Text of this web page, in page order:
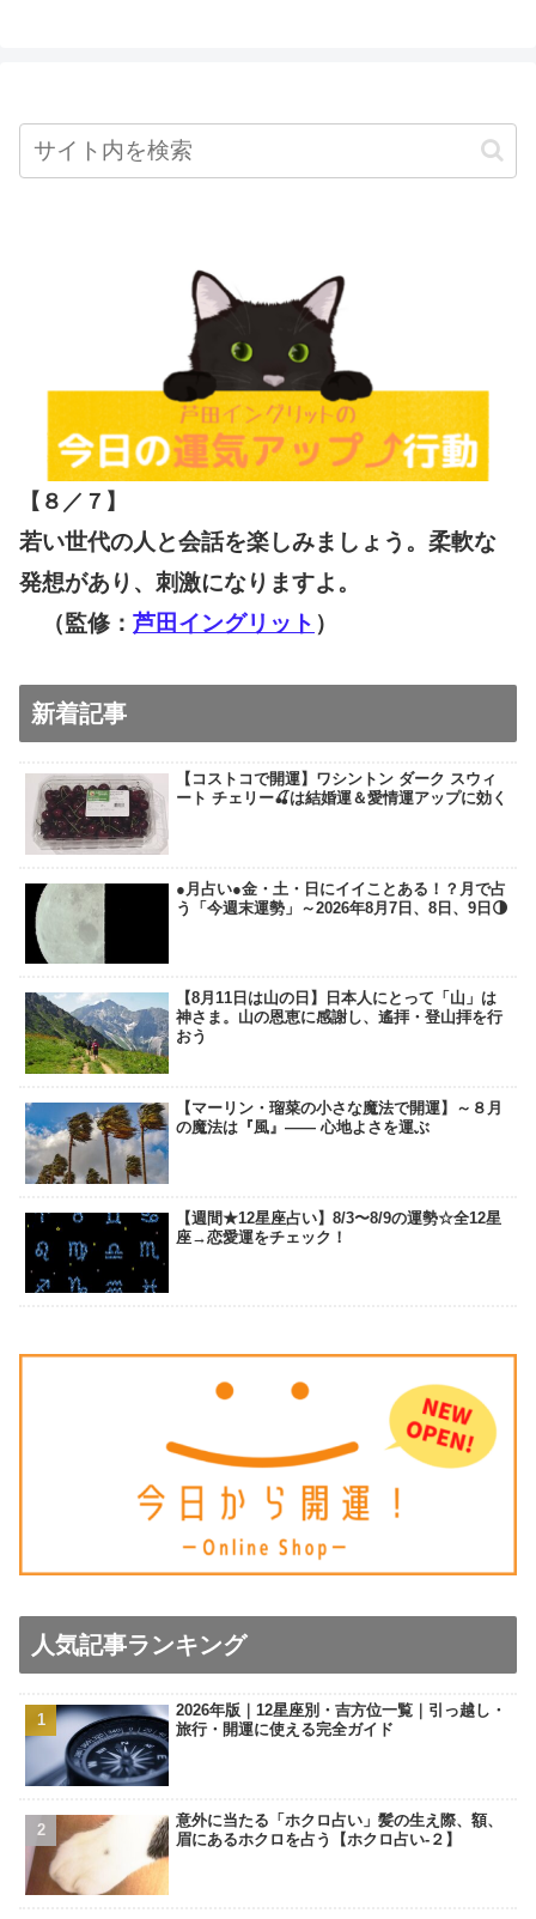
【８／７ 】
若い世代の人と会話を楽しみましょう。柔軟な
発想があり、刺激になりますよ。
（監修： 芦田イングリット ）
新着記事
【コストコで開運】ワシントン ダーク スウィ
ート チェリー🍒は結婚運＆愛情運アップに効く
●月占い●金・土・日にイイことある！？月で占
う「今週末運勢」～2026年8月7日、8日、9日🌗
【8月11日は山の日】日本人にとって「山」は
神さま。山の恩恵に感謝し、遙拝・登山拝を行
おう
【マーリン・瑠菜の小さな魔法で開運】～８月
の魔法は『風』―― 心地よさを運ぶ
【週間★12星座占い】8/3〜8/9の運勢☆全12星
座→恋愛運をチェック！
人気記事ランキング
2026年版｜12星座別・吉方位一覧｜引っ越し・
旅行・開運に使える完全ガイド
意外に当たる「ホクロ占い」髪の生え際、額、
眉にあるホクロを占う【ホクロ占い‐２】